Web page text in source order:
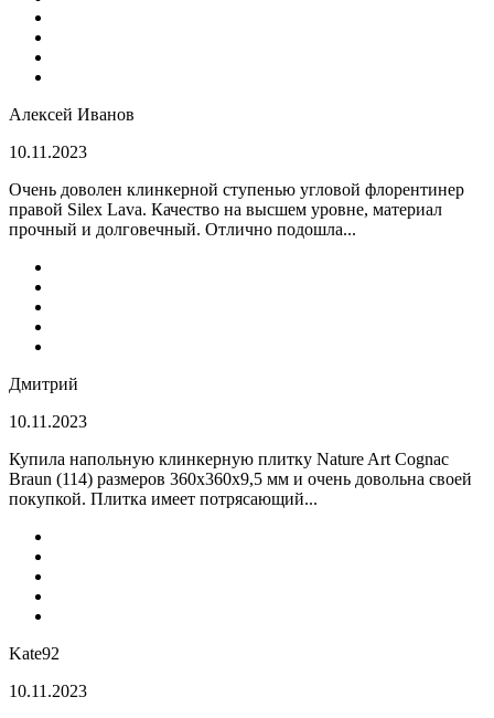
Алексей Иванов
10.11.2023
Очень доволен клинкерной ступенью угловой флорентинер
правой Silex Lava. Качество на высшем уровне, материал
прочный и долговечный. Отлично подошла...
Дмитрий
10.11.2023
Купила напольную клинкерную плитку Nature Art Cognac
Braun (114) размеров 360x360x9,5 мм и очень довольна своей
покупкой. Плитка имеет потрясающий...
Kate92
10.11.2023